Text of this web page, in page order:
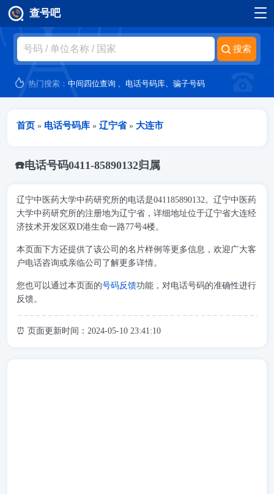
跳转到主要内容
查号吧
热门搜索：中间四位查询 、 电话号码库、骗子号码
当前位置
首页 » 电话号码库 » 辽宁省 » 大连市
☎️电话号码0411-85890132归属
辽宁中医药大学中药研究所的电话是041185890132。辽宁中医药
大学中药研究所的注册地为辽宁省，详细地址位于辽宁省大连经
济技术开发区双D港生命一路77号4楼。
本页面下方还提供了该公司的名片样例等更多信息，欢迎广大客
户电话咨询或亲临公司了解更多详情。
您也可以通过本页面的号码反馈功能，对电话号码的准确性进行
反馈。
⏰ 页面更新时间：2024-05-10 23:41:10